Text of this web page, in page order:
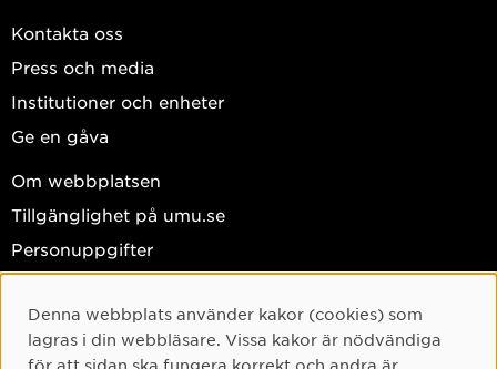
Kontakta oss
Press och media
Institutioner och enheter
Ge en gåva
Om webbplatsen
Tillgänglighet på umu.se
Personuppgifter
Facebook
Instagram
Cookie-samtycke
Denna webbplats använder kakor (cookies) som
lagras i din webbläsare. Vissa kakor är nödvändiga
för att sidan ska fungera korrekt och andra är